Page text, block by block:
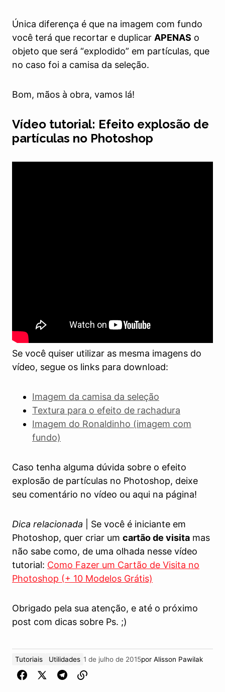
Única diferença é que na imagem com fundo
você terá que recortar e duplicar APENAS o
objeto que será “explodido” em partículas, que
no caso foi a camisa da seleção.
Bom, mãos à obra, vamos lá!
Vídeo tutorial: Efeito explosão de
partículas no Photoshop
Se você quiser utilizar as mesma imagens do
vídeo, segue os links para download:
Imagem da camisa da seleção
Textura para o efeito de rachadura
Imagem do Ronaldinho (imagem com
fundo)
Caso tenha alguma dúvida sobre o efeito
explosão de partículas no Photoshop, deixe
seu comentário no vídeo ou aqui na página!
Dica relacionada | Se você é iniciante em
Photoshop, quer criar um cartão de visita mas
não sabe como, de uma olhada nesse vídeo
tutorial: Como Fazer um Cartão de Visita no
Photoshop (+ 10 Modelos Grátis)
Obrigado pela sua atenção, e até o próximo
post com dicas sobre Ps. ;)
Tutoriais Utilidades 1 de julho de 2015por Alisson Pawilak